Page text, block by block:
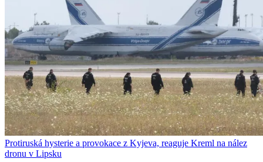
Protiruská hysterie a provokace z Kyjeva, reaguje Kreml na nález
dronu v Lipsku